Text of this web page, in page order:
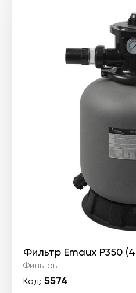
Фильтр Emaux P350
Фильтры
Код: 5574